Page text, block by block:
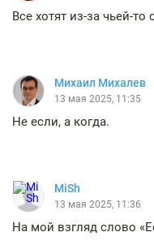
Все хотят из-за чьей-то
Михаил Михалев
13 мая 2025, 11:35
Не если, а когда.
MiSh
13 мая 2025, 11:36
На мой взгляд слово